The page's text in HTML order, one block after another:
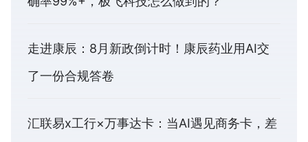
走进康辰：8月新政倒计时！康辰药业用AI交
了一份合规答卷
汇联易x工行×万事达卡：当AI遇见商务卡，差